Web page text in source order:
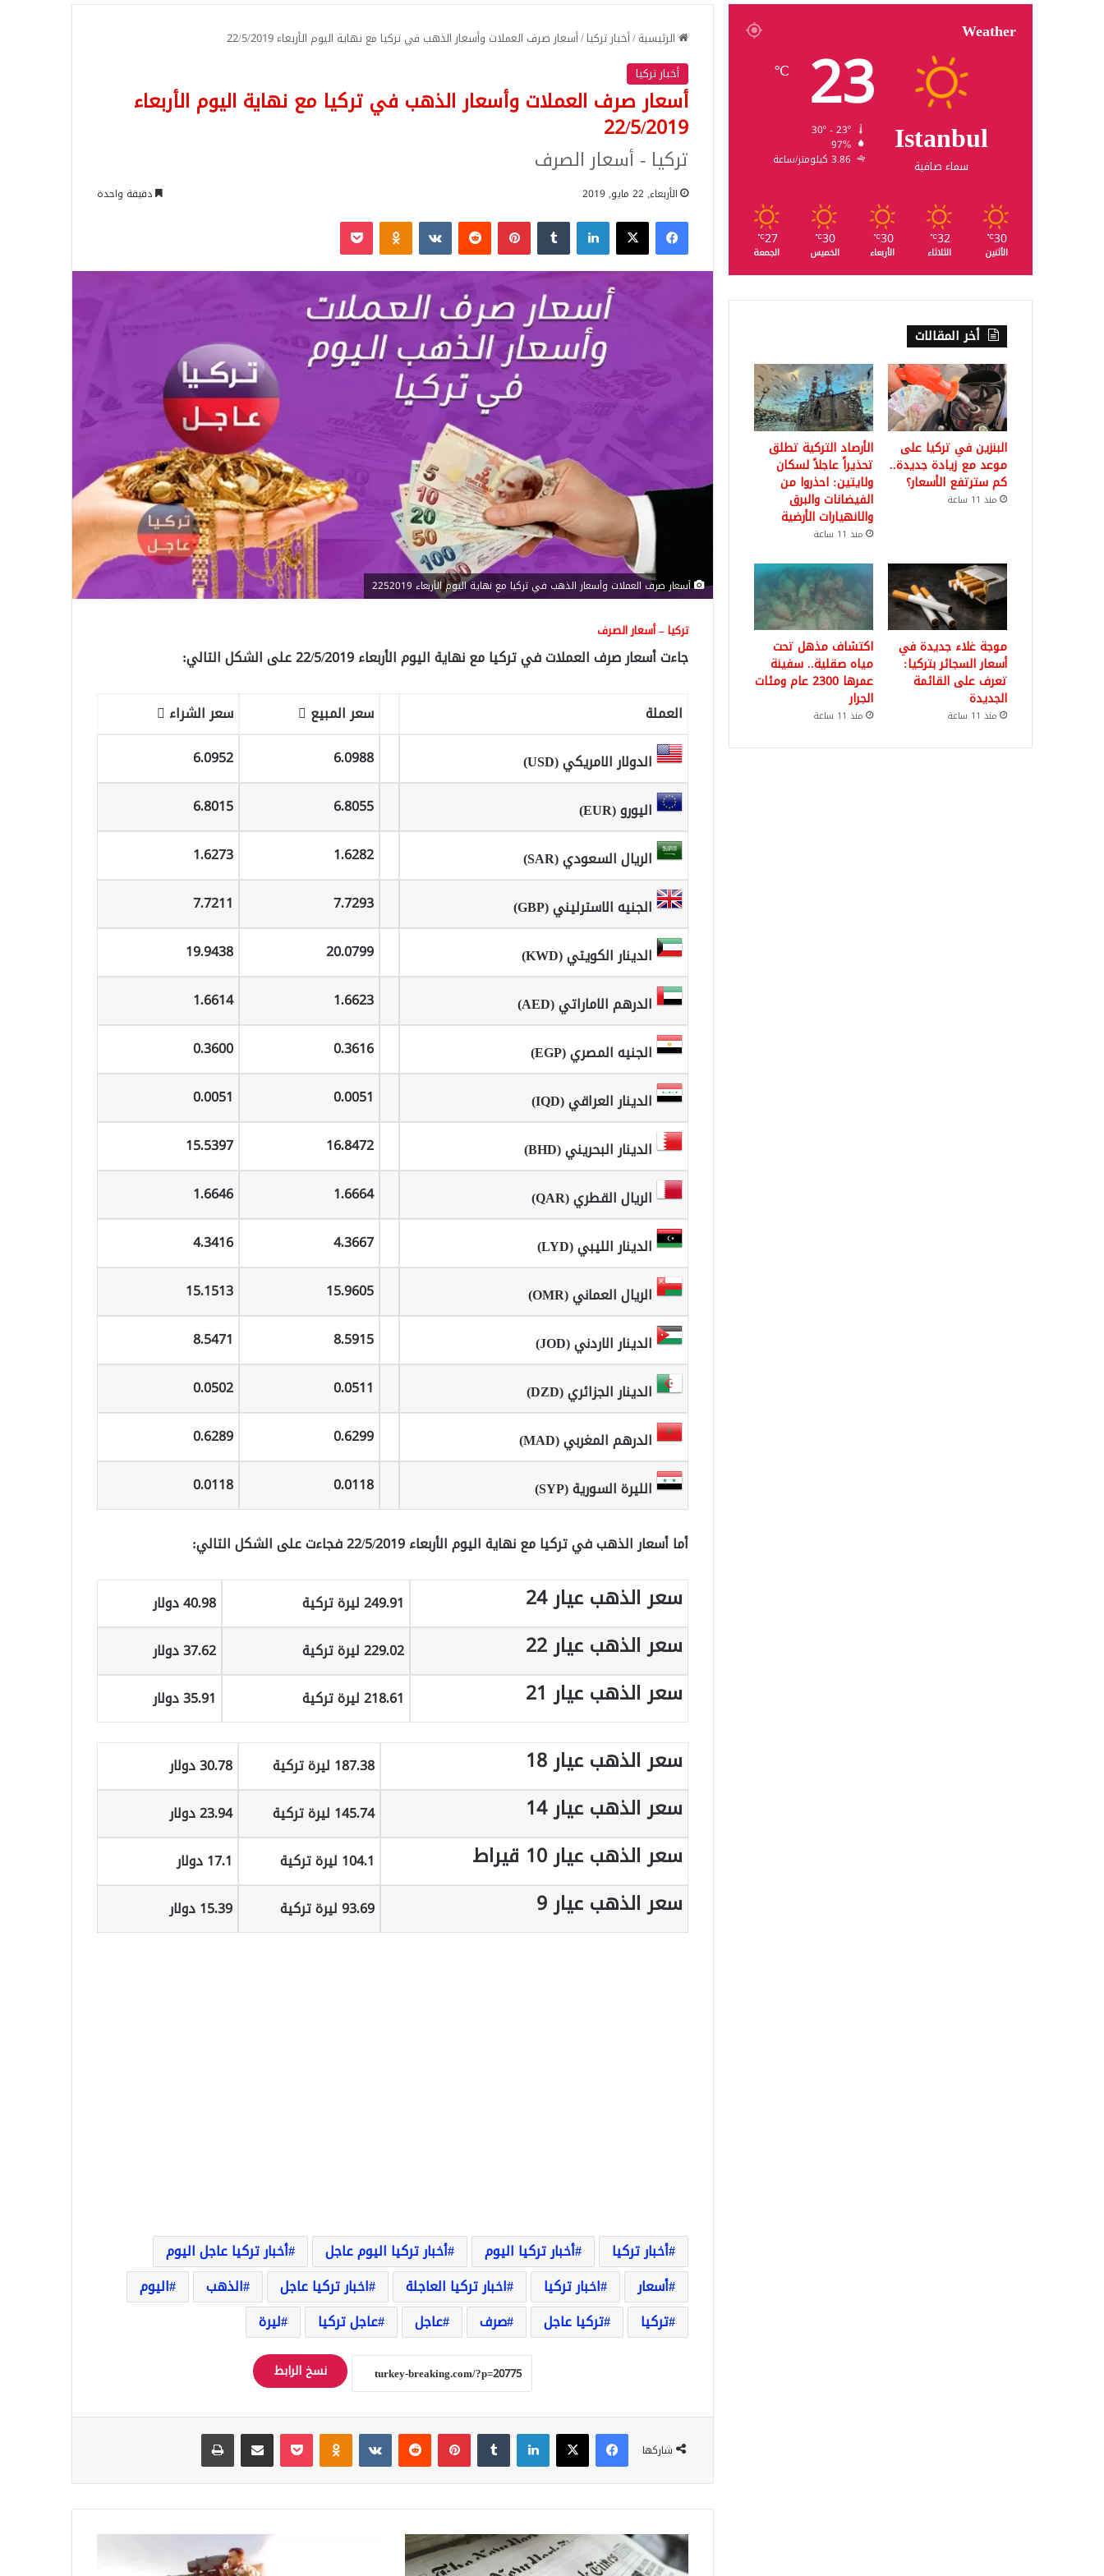
الرئيسية/أخبار تركيا/أسعار صرف العملات وأسعار الذهب في تركيا مع نهاية اليوم الأربعاء 22/5/2019
أخبار تركيا
أسعار صرف العملات وأسعار الذهب في تركيا مع نهاية اليوم الأربعاء
22/5/2019
تركيا - أسعار الصرف
الأربعاء, 22 مايو, 2019 دقيقة واحدة
فيسبوك‫X لينكدإن بينتيريست Odnoklassniki
‫Pocket
أسعار صرف العملات وأسعار الذهب في تركيا مع نهاية اليوم الأربعاء 2252019
تركيا – أسعار الصرف
جاءت أسعار صرف العملات في تركيا مع نهاية اليوم الأربعاء 22/5/2019 على الشكل التالي:
العملة سعر المبيع
سعر الشراء
الدولار الامريكي (USD)
6.0988
6.0952
اليورو (EUR) 6.8055
6.8015
الريال السعودي (SAR) 1.6282
1.6273
الجنيه الاسترليني (GBP) 7.7293
7.7211
الدينار الكويتي (KWD) 20.0799
19.9438
الدرهم الاماراتي (AED) 1.6623
1.6614
الجنيه المصري (EGP) 0.3616
0.3600
الدينار العراقي (IQD) 0.0051
0.0051
الدينار البحريني (BHD) 16.8472
15.5397
الريال القطري (QAR) 1.6664
1.6646
الدينار الليبي (LYD) 4.3667
4.3416
الريال العماني (OMR) 15.9605
15.1513
الدينار الاردني (JOD) 8.5915
8.5471
الدينار الجزائري (DZD) 0.0511
0.0502
الدرهم المغربي (MAD) 0.6299
0.6289
الليرة السورية (SYP) 0.0118
0.0118
أما أسعار الذهب في تركيا مع نهاية اليوم الأربعاء 22/5/2019 فجاءت على الشكل التالي:
سعر الذهب عيار 24 249.91 ليرة تركية 40.98 دولار
سعر الذهب عيار 22 229.02 ليرة تركية 37.62 دولار
سعر الذهب عيار 21 218.61 ليرة تركية 35.91 دولار
سعر الذهب عيار 18 187.38 ليرة تركية 30.78 دولار
سعر الذهب عيار 14 145.74 ليرة تركية 23.94 دولار
سعر الذهب عيار 10 قيراط 104.1 ليرة تركية 17.1 دولار
سعر الذهب عيار 9 93.69 ليرة تركية 15.39 دولار
أخبار تركيا أخبار تركيا اليوم أخبار تركيا اليوم عاجل
أخبار تركيا عاجل اليوم
أسعار
اخبار تركيا اخبار تركيا العاجلة اخبار تركيا عاجل الذهب
اليوم
تركيا
تركيا عاجل صرف عاجل عاجل تركيا ليرة
نسخ الرابط
شاركها
فيسبوك‫X لينكدإن بينتيريست Odnoklassniki
‫Pocket مشاركة عبر البريد طباعة
نيويورك
تايمز
Weather
Istanbul
سماء صافية
23
℃
97%
3.86 كيلومتر/ساعة
30
℃
الأثنين
32
℃
الثلاثاء
30
℃
الأربعاء
30
℃
الخميس
27
℃
الجمعة
أخر المقالات
البنزين في تركيا على
موعد مع زيادة جديدة..
كم سترتفع الأسعار؟
منذ 11 ساعة
الأرصاد التركية تطلق
تحذيراً عاجلاً لسكان
ولايتين: احذروا من
الفيضانات والبرق
والانهيارات الأرضية
منذ 11 ساعة
موجة غلاء جديدة في
أسعار السجائر بتركيا:
تعرف على القائمة
الجديدة
منذ 11 ساعة
اكتشاف مذهل تحت
مياه صقلية.. سفينة
عمرها 2300 عام ومئات
الجرار
منذ 11 ساعة